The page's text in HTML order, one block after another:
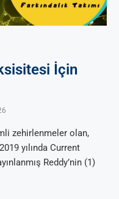
İçin
zehirlenmeler olan,
yılında Current
Reddy’nin (1)